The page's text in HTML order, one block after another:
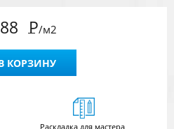
Р/м2
КОРЗИНУ
Раскладка для мастера